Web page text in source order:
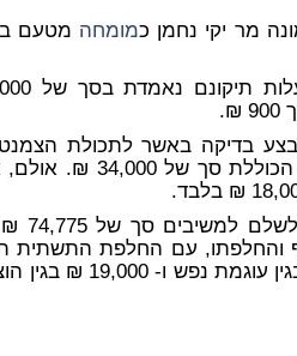
מר יקי נחמן כמומחה מטעם
בדיקה באשר לתכולת
ותידרש החלפת הריצוף, יש
בית
והחלפתו, עם החלפת התשתית
נפסקו 10,000 ₪ בגין דיור